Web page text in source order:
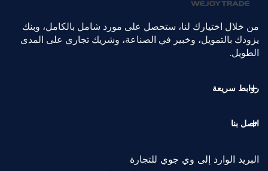
من خلال اختيارك لنا، ستحصل على مورد شامل بالكامل، وبنك
يزودك بالتمويل، وخبير في الصناعة، وشريك تجاري على المدى
الطويل.
روابط سريعة
اتصل بنا
البريد الوارد إلى وي جوي للتجارة